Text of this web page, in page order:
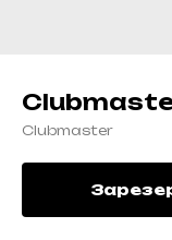
Clubmaster